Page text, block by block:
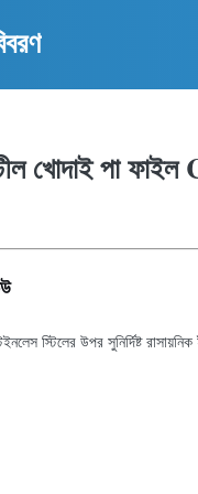
খোদাই পা
স্টিলের উপর সুনির্দিষ্ট